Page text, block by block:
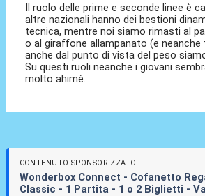
Il ruolo delle prime e seconde linee è
altre nazionali hanno dei bestioni
tecnica, mentre noi siamo rimasti al
o al giraffone allampanato (e
anche dal punto di vista del peso
Su questi ruoli neanche i giovani
molto ahimè.
CONTENUTO SPONSORIZZATO
Wonderbox Connect - Cofanetto
Classic - 1 Partita - 1 o 2 Biglietti -